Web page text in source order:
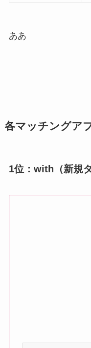
ああ
各マッチングア
1位：with（新規